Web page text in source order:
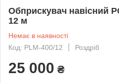
Обприскувач навісний
12 м
Немає в наявності
Код: PLM-400/12
Роздріб
25 000 ₴